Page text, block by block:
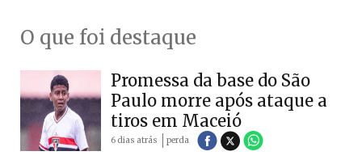
O que foi destaque
Promessa da base do São
Paulo morre após ataque a
tiros em Maceió
6 dias atrás perda